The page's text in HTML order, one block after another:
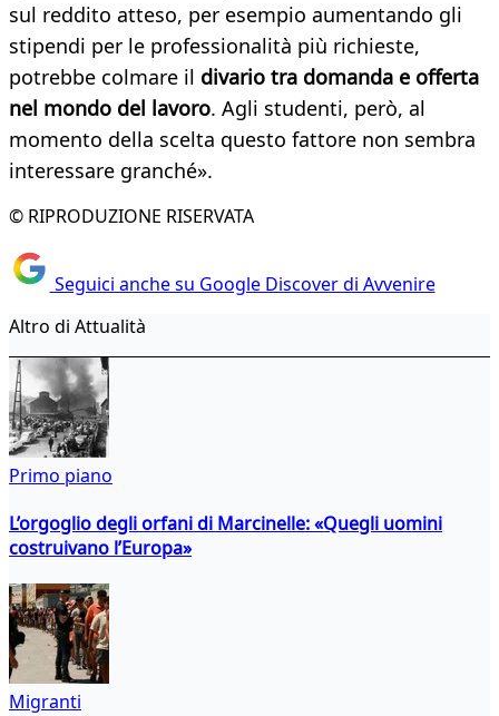
sul reddito atteso, per esempio aumentando gli
stipendi per le professionalità più richieste,
potrebbe colmare il divario tra domanda e offerta
nel mondo del lavoro. Agli studenti, però, al
momento della scelta questo fattore non sembra
interessare granché».
© RIPRODUZIONE RISERVATA
Seguici anche su Google Discover di Avvenire
Altro di Attualità
Primo piano
L’orgoglio degli orfani di Marcinelle: «Quegli uomini
costruivano l’Europa»
Migranti